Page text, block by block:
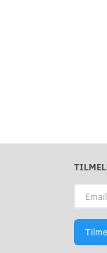
adresse